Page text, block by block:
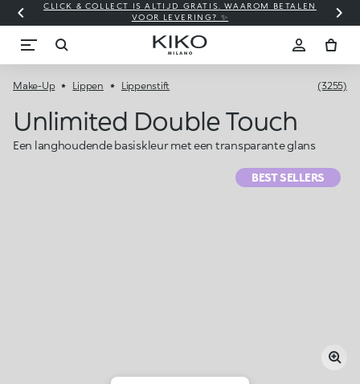
CLICK & COLLECT IS ALTIJD GRATIS. WAAROM BETALEN
VOOR LEVERING? ✨
Make-Up Lippen Lippenstift (3255)
Unlimited Double Touch
Een langhoudende basiskleur met een transparante glans
BEST SELLERS